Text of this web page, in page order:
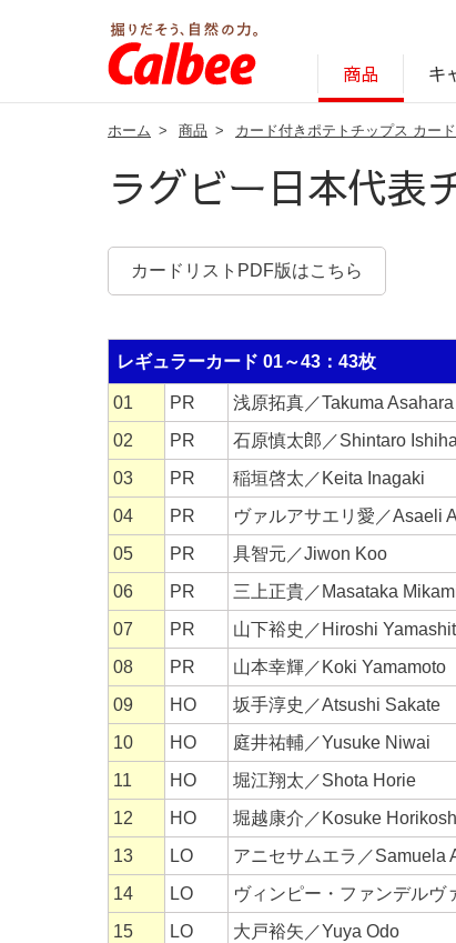
商品 キ
ホーム > 商品 > カード付きポテトチップス カー
ラグビー日本代表
カードリストPDF版はこちら
レギュラーカード 01～43：43枚
01 PR 浅原拓真／Takuma Asahara
02
PR 石原慎太郎／Shintaro
03
PR 稲垣啓太／Keita Inagaki
04
PR ヴァルアサエリ愛／Asaeli
05
PR 具智元／Jiwon Koo
06
PR 三上正貴／Masataka
07
PR 山下裕史／Hiroshi
08
PR 山本幸輝／Koki Yamamoto
09
HO 坂手淳史／Atsushi Sakate
10
HO 庭井祐輔／Yusuke Niwai
11
HO 堀江翔太／Shota Horie
12
HO 堀越康介／Kosuke
13
LO アニセサムエラ／Samuela
14
LO ヴィンピー・ファンデルヴ
15
LO 大戸裕矢／Yuya Odo